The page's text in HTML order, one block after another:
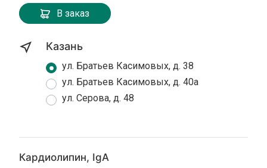
В заказ
Казань
ул. Братьев Касимовых, д. 38
ул. Братьев Касимовых, д. 40а
ул. Серова, д. 48
Кардиолипин, IgA